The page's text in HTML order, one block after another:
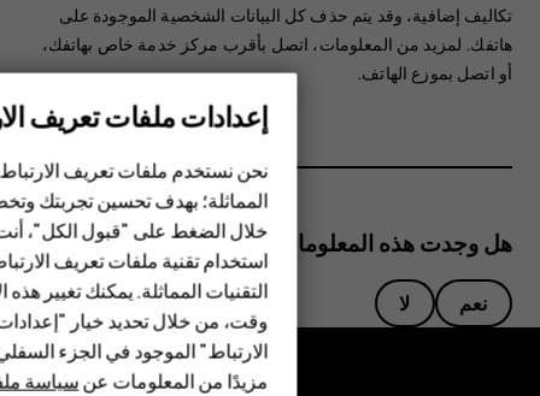
الهواتف المميزة
الأكسسوارات
HMD Terra M
HMD DUB
تكاليف إضافية، وقد يتم حذف كل البيانات الشخصية الموجودة على
هاتفك. لمزيد من المعلومات، اتصل بأقرب مركز خدمة خاص بهاتفك،
أو اتصل بموزع الهاتف.
هل وجدت هذه المعلومات مفيدة؟
نعم لا
إعدادات ملفات تعريف
نحن نستخدم ملفات تعريف
المماثلة؛ بهدف تحسين تجربتك
خلال الضغط على "قبول الكل"،
استخدام تقنية ملفات تعريف
التقنيات المماثلة. يمكنك تغيير
وقت، من خلال تحديد خيار
الارتباط" الموجود في الجزء
مزيدًا من المعلومات عنسياسة